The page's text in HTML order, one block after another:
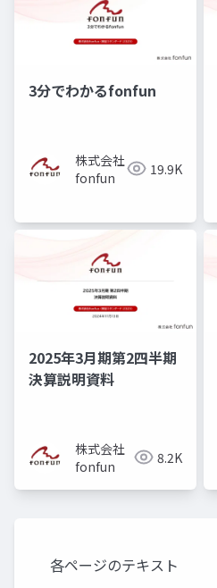
3分でわかるfonfun
株式会社
fonfun
19.9K
2025年3月期第2四半期
決算説明資料
株式会社
fonfun
8.2K
各ページのテキスト